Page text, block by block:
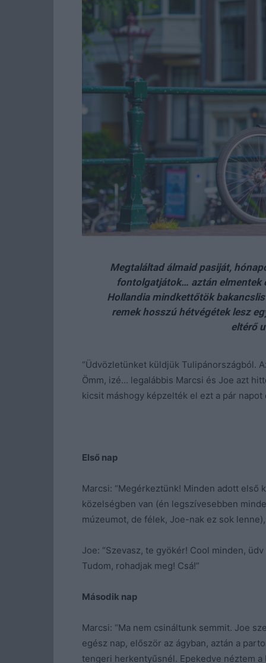
Megtaláltad álmaid pasiját,
fontolgatjátok… aztán elmentek
Hollandia mindkettőtök
remek hosszú hétvégétek lesz
eltérő
“Üdvözletünket küldjük Tulipánországból.
Ömm, izé… legalábbis Marcsi és Joe azt
kicsit máshogy képzelték el ezt a pár napot
Első nap
Marcsi: “Megérkeztünk! Minden adott első
közelségben van (én legszívesebben
múzeumot, de félek, Joe-nak ez sok
Joe: “Szevasz, te gyökér! Cool minden,
Tudom, rohadjak meg! Csá!”
Második nap
Marcsi: “Ma nem csináltunk semmit. Joe
egész nap, először az ágyban, aztán a
tengeri herkentyűsnél. Epekedve néztem a